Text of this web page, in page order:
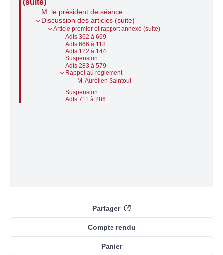
(suite)
M. le président de séance
Discussion des articles (suite)
Article premier et rapport annexé (suite)
Adts 362 à 669
Adts 666 à 118
Adts 122 à 144
Suspension
Adts 283 à 579
Rappel au règlement
M. Aurélien Saintoul
Suspension
Adts 711 à 286
Compte rendu
Panier
Partager